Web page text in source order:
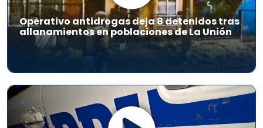
Operativo antidrogas deja 8 detenidos tras
allanamientos en poblaciones de La Unión